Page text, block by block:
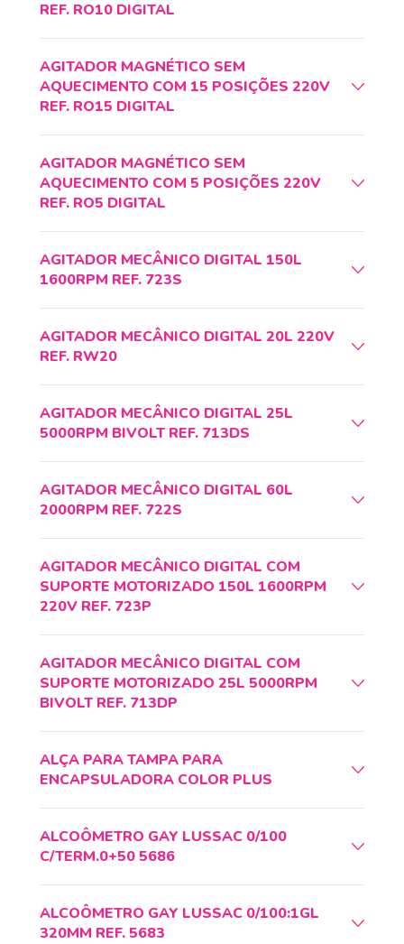
REF. RO10 DIGITAL
AGITADOR MAGNÉTICO SEM
AQUECIMENTO COM 15 POSIÇÕES 220V
REF. RO15 DIGITAL
AGITADOR MAGNÉTICO SEM
AQUECIMENTO COM 5 POSIÇÕES 220V
REF. RO5 DIGITAL
AGITADOR MECÂNICO DIGITAL 150L
1600RPM REF. 723S
AGITADOR MECÂNICO DIGITAL 20L 220V
REF. RW20
AGITADOR MECÂNICO DIGITAL 25L
5000RPM BIVOLT REF. 713DS
AGITADOR MECÂNICO DIGITAL 60L
2000RPM REF. 722S
AGITADOR MECÂNICO DIGITAL COM
SUPORTE MOTORIZADO 150L 1600RPM
220V REF. 723P
AGITADOR MECÂNICO DIGITAL COM
SUPORTE MOTORIZADO 25L 5000RPM
BIVOLT REF. 713DP
ALÇA PARA TAMPA PARA
ENCAPSULADORA COLOR PLUS
ALCOÔMETRO GAY LUSSAC 0/100
C/TERM.0+50 5686
ALCOÔMETRO GAY LUSSAC 0/100:1GL
320MM REF. 5683